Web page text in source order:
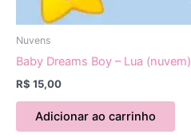
Nuvens
Baby Dreams Boy – Lua (nuvem)
R$ 15,00
Adicionar ao carrinho